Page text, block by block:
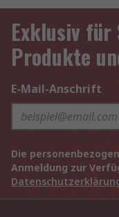
Exklusiv für
Produkte
E-Mail-Anschrift
Die
Anmeldung zur